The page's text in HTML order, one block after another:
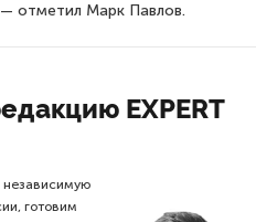
отметил Марк Павлов.
EXPERT
готовим